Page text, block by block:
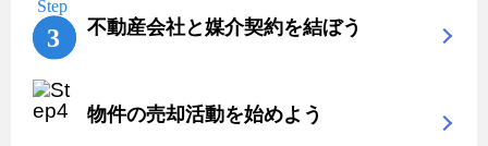
不動産会社と媒介契約を結ぼう
物件の売却活動を始めよう